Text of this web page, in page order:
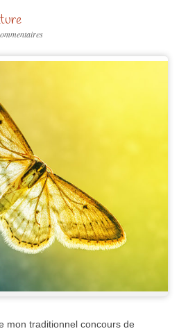
mon traditionnel concours de